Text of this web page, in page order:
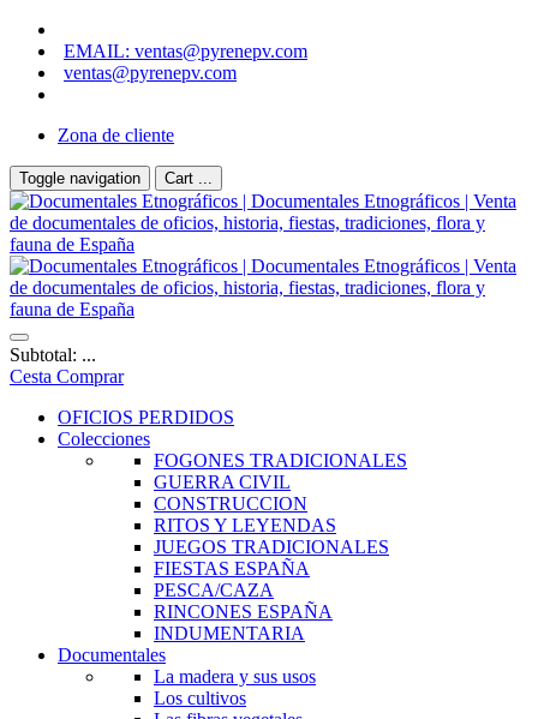
EMAIL: ventas@pyrenepv.com
ventas@pyrenepv.com
Zona de cliente
Toggle navigation Cart ...
Subtotal: ...
Cesta Comprar
OFICIOS PERDIDOS
Colecciones
FOGONES TRADICIONALES
GUERRA CIVIL
CONSTRUCCION
RITOS Y LEYENDAS
JUEGOS TRADICIONALES
FIESTAS ESPAÑA
PESCA/CAZA
RINCONES ESPAÑA
INDUMENTARIA
Documentales
La madera y sus usos
Los cultivos